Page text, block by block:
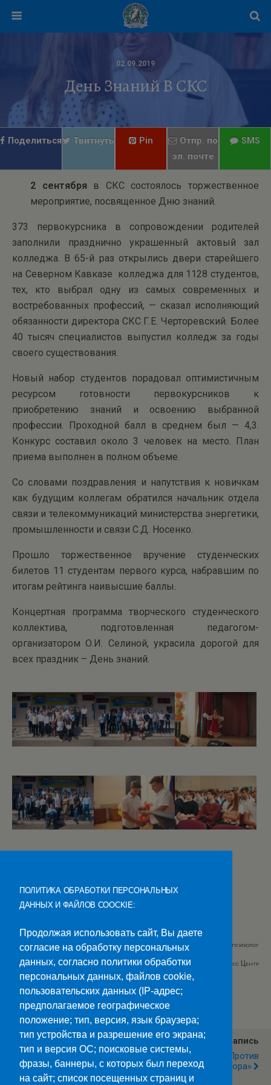
02.09.2019
День Знаний В СКС
Поделиться Твитнуть Pin
Отпр. по
эл. почте
SMS
2 сентября в СКС состоялось торжественное
мероприятие, посвященное Дню знаний.
373 первокурсника в сопровождении родителей
заполнили празднично украшенный актовый зал
колледжа. В 65-й раз открылись двери старейшего
на Северном Кавказе колледжа для 1128 студентов,
тех, кто выбрал одну из самых современных и
востребованных профессий, — сказал исполняющий
обязанности директора СКС Г.Е. Черторевский. Более
40 тысяч специалистов выпустил колледж за годы
своего существования.
Новый набор студентов порадовал оптимистичным
ресурсом готовности первокурсников к
приобретению знаний и освоению выбранной
профессии. Проходной балл в среднем был — 4,3.
Конкурс составил около 3 человек на место. План
приема выполнен в полном объеме.
Со словами поздравления и напутствия к новичкам
как будущим коллегам обратился начальник отдела
связи и телекоммуникаций министерства энергетики,
промышленности и связи С.Д. Носенко.
Прошло торжественное вручение студенческих
билетов 11 студентам первого курса, набравшим по
итогам рейтинга наивысшие баллы.
Концертная программа творческого студенческого
коллектива, подготовленная педагогом-
организатором О.И. Селиной, украсила дорогой для
всех праздник – День знаний.
Текст Гаврилова Е.П., педагог-психолог
Фото Студенческий Пресс Центр
Категории:Новости
Предыдущая Запись
Заседание
Консультативного Совета
По ВНЭО При
Следующая Запись
Акция «Вместе Против
Террора»
ПОЛИТИКА ОБРАБОТКИ ПЕРСОНАЛЬНЫХ
ДАННЫХ И ФАЙЛОВ COOCKIE:
Продолжая использовать сайт, Вы даете
согласие на обработку персональных
данных, согласно политики обработки
персональных данных, файлов cookie,
пользовательских данных (IP-адрес;
предполагаемое географическое
положение; тип, версия, язык браузера;
тип устройства и разрешение его экрана;
тип и версия ОС; поисковые системы,
фразы, баннеры, с которых был переход
на сайт; список посещенных страниц и